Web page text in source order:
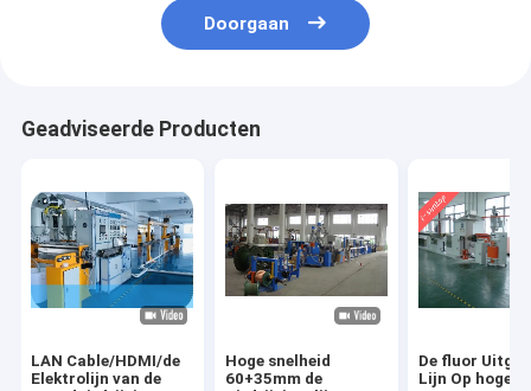
Doorgaan
Geadviseerde Producten
LAN Cable/HDMI/de
Elektrolijn van de
Hoge snelheid
60+35mm de
De fluor
Lijn Op hoge